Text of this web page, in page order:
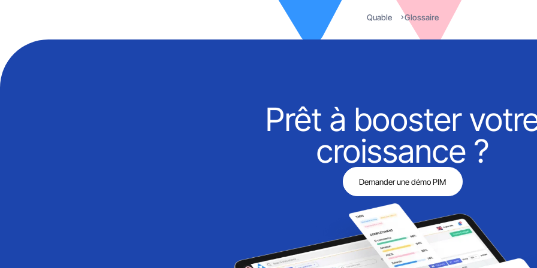
Quable Glossaire
Prêt à booster
croissance ?
Demander une démo PIM